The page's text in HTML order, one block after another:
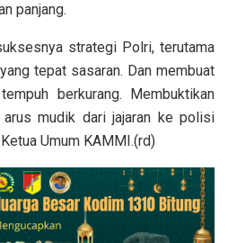
panjang.
strategi Polri, terutama
tepat sasaran. Dan membuat
berkurang. Membuktikan
arus mudik dari jajaran ke polisi
Umum KAMMI.(rd)